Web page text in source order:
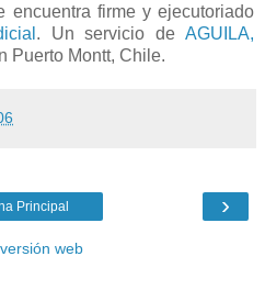
encuentra firme y ejecutoriado
. Un servicio deAGUILA,
Puerto Montt, Chile.
›
Principal
web